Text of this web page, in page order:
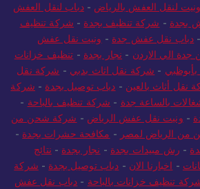
ونيت لنقل العفش بالرياض -دباب لنقل العفش
بجدة - شركة تنظيف بجدة - شركة تنظيف
- دباب نقل عفش جدة - ونيت نقل عفش
الي الاردن - نجار بجدة - تنظيف خزانات
- شركة نقل اثاث بدبي - شركة نقل
نقل أثاث بالعين - دباب توصيل بجدة - شركة
بالساعة جدة - شركة تنظيف بالباحة -
- ونيت نقل عفش الرياض - شركة شحن من
من الرياض لمصر - مكافحة حشرات بجدة -
- رش مبيدات بجدة - نجار بجدة - نتائج
- اخبارنا الان - دباب توصيل بجدة - شركة
تنظيف خزانات بالباحة - دباب نقل عفش